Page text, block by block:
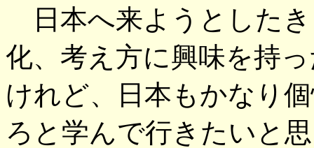
日本へ来ようとした
化、考え方に興味を持
けれど、日本もかなり
ろと学んで行きたいと